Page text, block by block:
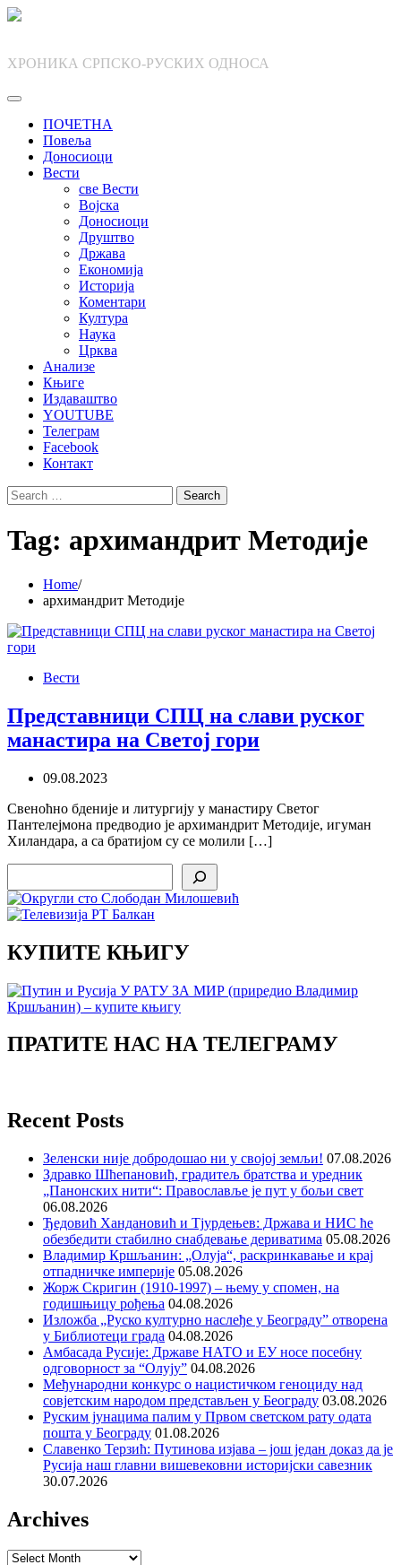
Skip
ХРОНИКА СРПСКО-РУСКИХ ОДНОСА
ПОЧЕТНА
Повеља
Доносиоци
Вести
све Вести
Војска
Доносиоци
Друштво
Држава
Економија
Историја
Коментари
Култура
Наука
Црква
Анализе
Књиге
Издаваштво
YOUTUBE
Телеграм
Facebook
Контакт
Search
for:
Tag: архимандрит Методије
Home
архимандрит Методије
Вести
Представници СПЦ на слави руског
манастира на Светој гори
09.08.2023
Свеноћно бденије и литургију у манастиру Светог
Пантелејмона предводио је архимандрит Методије, игуман
Хиландара, а са братијом су се молили […]
КУПИТЕ КЊИГУ
ПРАТИТЕ НАС НА ТЕЛЕГРАМУ
Recent Posts
Зеленски није добродошао ни у својој земљи! 07.08.2026
Здравко Шћепановић, градитељ братства и уредник
„Панонских нити“: Православље је пут у бољи свет
06.08.2026
Ђедовић Хандановић и Тјурдењев: Држава и НИС ће
обезбедити стабилно снабдевање дериватима 05.08.2026
Владимир Кршљанин: „Олуја“, раскринкавање и крај
отпадничке империје 05.08.2026
Жорж Скригин (1910-1997) – њему у спомен, на
годишњицу рођења 04.08.2026
Изложба „Руско културно наслеђе у Београду” отворена
у Библиотеци града 04.08.2026
Амбасада Русије: Државе НАТО и ЕУ носе посебну
одговорност за “Олују” 04.08.2026
Међународни конкурс о нацистичком геноциду над
совјетским народом представљен у Београду 03.08.2026
Руским јунацима палим у Првом светском рату одата
пошта у Београду 01.08.2026
Славенко Терзић: Путинова изјава – још један доказ да је
Русија наш главни вишевековни историјски савезник
30.07.2026
Archives
Archives